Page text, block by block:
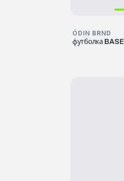
ÓDIN BRND
футболка BASE